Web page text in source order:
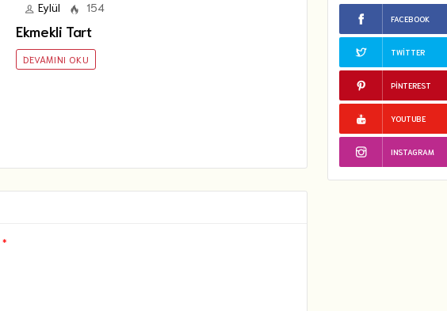
Eylül 154
Ekmekli Tart
DEVAMINI OKU
*
FACEBOOK
TWITTER
PINTEREST
YOUTUBE
INSTAGRAM